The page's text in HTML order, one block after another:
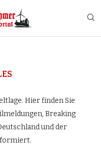
Hier finden Sie
Breaking
und der